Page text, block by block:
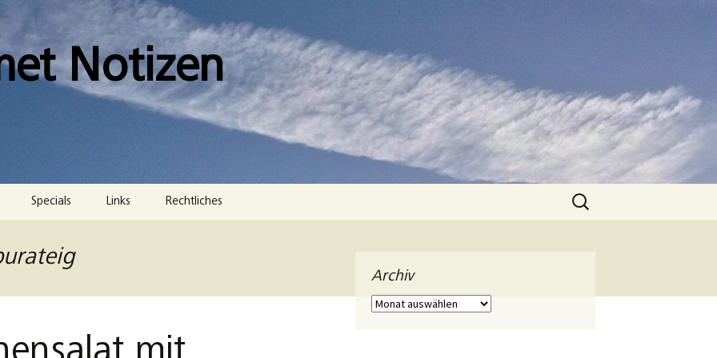
Notizen
Specials Links Rechtliches
Suchen
nach:
Archiv
Archiv